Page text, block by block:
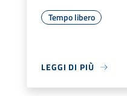
Tempo libero
LEGGI DI PIÙ